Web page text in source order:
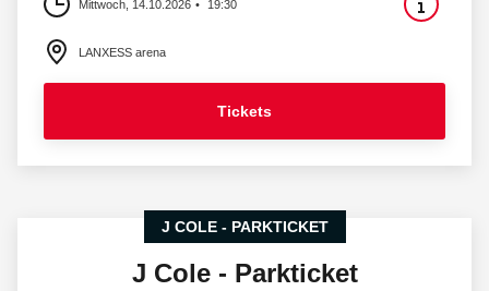
Mittwoch, 14.10.2026 19:30
LANXESS arena
Tickets
J COLE - PARKTICKET
J Cole - Parkticket